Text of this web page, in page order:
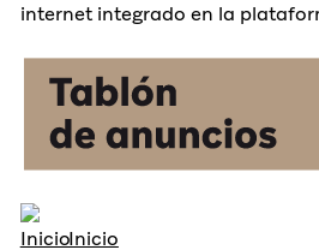
internet integrado en la
Inicio